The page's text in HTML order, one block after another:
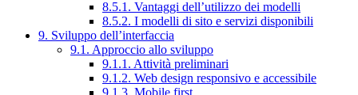
8.5.1. Vantaggi dell’utilizzo dei modelli
8.5.2. I modelli di sito e servizi disponibili
9. Sviluppo dell’interfaccia
9.1. Approccio allo sviluppo
9.1.1. Attività preliminari
9.1.2. Web design responsivo e accessibile
9.1.3. Mobile first